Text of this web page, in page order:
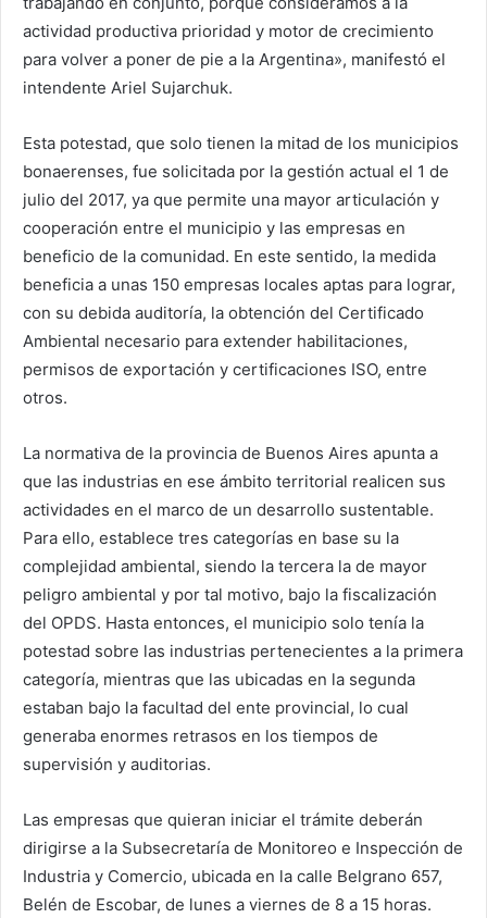
actividad productiva prioridad y motor de crecimiento
para volver a poner de pie a la Argentina», manifestó el
intendente Ariel Sujarchuk.
Esta potestad, que solo tienen la mitad de los municipios
bonaerenses, fue solicitada por la gestión actual el 1 de
julio del 2017, ya que permite una mayor articulación y
cooperación entre el municipio y las empresas en
beneficio de la comunidad. En este sentido, la medida
beneficia a unas 150 empresas locales aptas para lograr,
con su debida auditoría, la obtención del Certificado
Ambiental necesario para extender habilitaciones,
permisos de exportación y certificaciones ISO, entre
otros.
La normativa de la provincia de Buenos Aires apunta a
que las industrias en ese ámbito territorial realicen sus
actividades en el marco de un desarrollo sustentable.
Para ello, establece tres categorías en base su la
complejidad ambiental, siendo la tercera la de mayor
peligro ambiental y por tal motivo, bajo la fiscalización
del OPDS. Hasta entonces, el municipio solo tenía la
potestad sobre las industrias pertenecientes a la primera
categoría, mientras que las ubicadas en la segunda
estaban bajo la facultad del ente provincial, lo cual
generaba enormes retrasos en los tiempos de
supervisión y auditorias.
Las empresas que quieran iniciar el trámite deberán
dirigirse a la Subsecretaría de Monitoreo e Inspección de
Industria y Comercio, ubicada en la calle Belgrano 657,
Belén de Escobar, de lunes a viernes de 8 a 15 horas.